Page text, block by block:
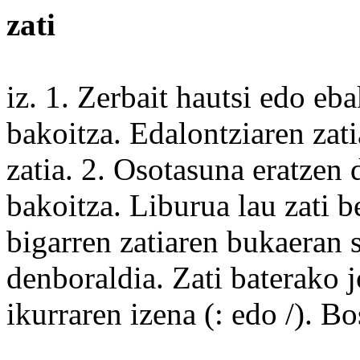
zati
iz. 1. Zerbait hautsi edo
bakoitza. Edalontziaren
zatia. 2. Osotasuna eratzen
bakoitza. Liburua lau zati
bigarren zatiaren bukaeran
denboraldia. Zati baterako
ikurraren izena (: edo /).